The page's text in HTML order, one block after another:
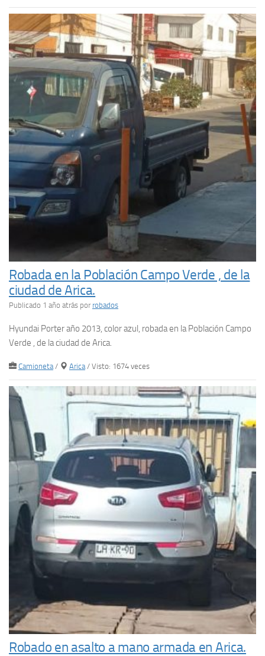
Robada en la Población Campo Verde , de la
ciudad de Arica.
Publicado 1 año atrás por robados
Hyundai Porter año 2013, color azul, robada en la Población Campo
Verde , de la ciudad de Arica.
Camioneta / Arica / Visto: 1674 veces
Robado en asalto a mano armada en Arica.